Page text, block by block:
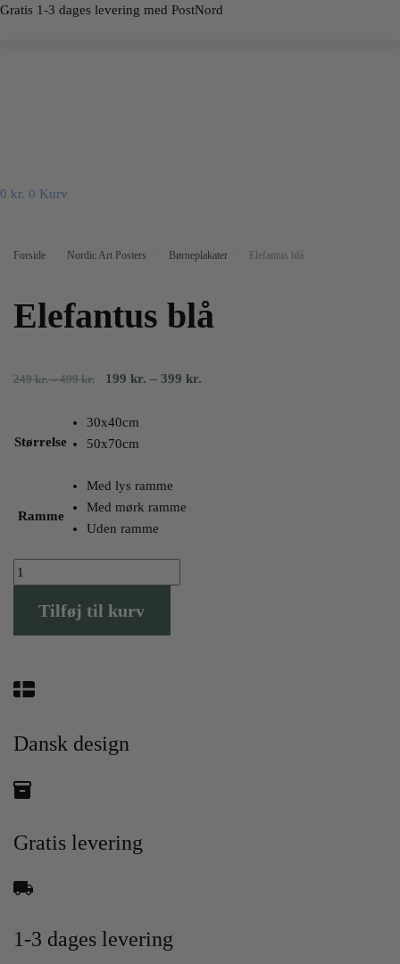
Skip
Skip
Gratis 1-3 dages levering med PostNord
0 kr. 0 Kurv
Forside Nordic Art Posters Børneplakater Elefantus blå
Elefantus blå
249kr. – 499kr. Prisinterval:
til
499
199 kr. – 399 kr.
Størrelse
30x40cm
50x70cm
Ramme
Med lys ramme
Med mørk ramme
Uden ramme
Elefantus
blå
antalTilføj til kurv
Dansk design
Gratis levering
1-3 dages levering